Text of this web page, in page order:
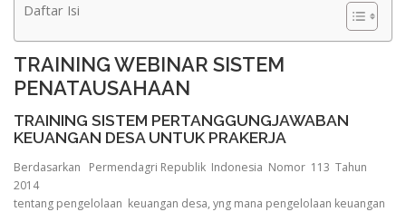
Daftar Isi
TRAINING WEBINAR SISTEM
PENATAUSAHAAN
TRAINING SISTEM PERTANGGUNGJAWABAN
KEUANGAN DESA UNTUK PRAKERJA
Berdasarkan Permendagri Republik Indonesia Nomor 113 Tahun
2014
tentang pengelolaan keuangan desa, yng mana pengelolaan keuangan